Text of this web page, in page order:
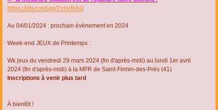
https://discord.gg/TvhyNAQ
Au 04/01/2024 : prochain évènement en 2024
Week-end JEUX de Printemps :
Wk jeux du vendredi 29 mars 2024 (fin d'après-midi) au lundi 1er avril
2024 (fin d'après-midi) à la MFR de Saint-Firmin-des-Près (41)
Inscriptions à venir plus tard
À bientôt !